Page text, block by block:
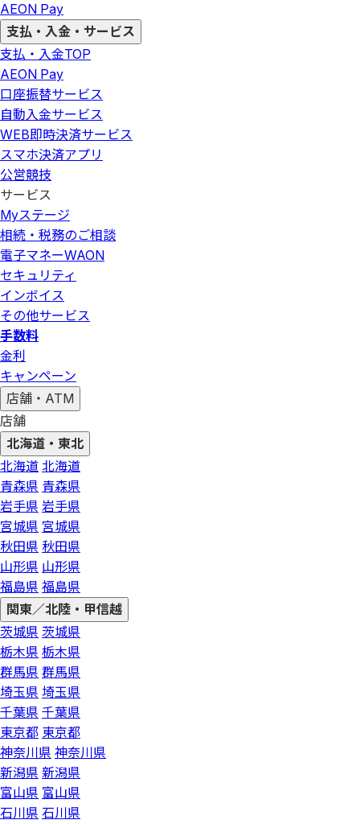
AEON Pay
支払・入金・サービス
支払・入金TOP
AEON Pay
口座振替サービス
自動入金サービス
WEB即時決済サービス
スマホ決済アプリ
公営競技
サービス
Myステージ
相続・税務のご相談
電子マネーWAON
セキュリティ
インボイス
その他サービス
手数料
金利
キャンペーン
店舗・ATM
店舗
北海道・東北
北海道 北海道
青森県 青森県
岩手県 岩手県
宮城県 宮城県
秋田県 秋田県
山形県 山形県
福島県 福島県
関東／北陸・甲信越
茨城県 茨城県
栃木県 栃木県
群馬県 群馬県
埼玉県 埼玉県
千葉県 千葉県
東京都 東京都
神奈川県 神奈川県
新潟県 新潟県
富山県 富山県
石川県 石川県